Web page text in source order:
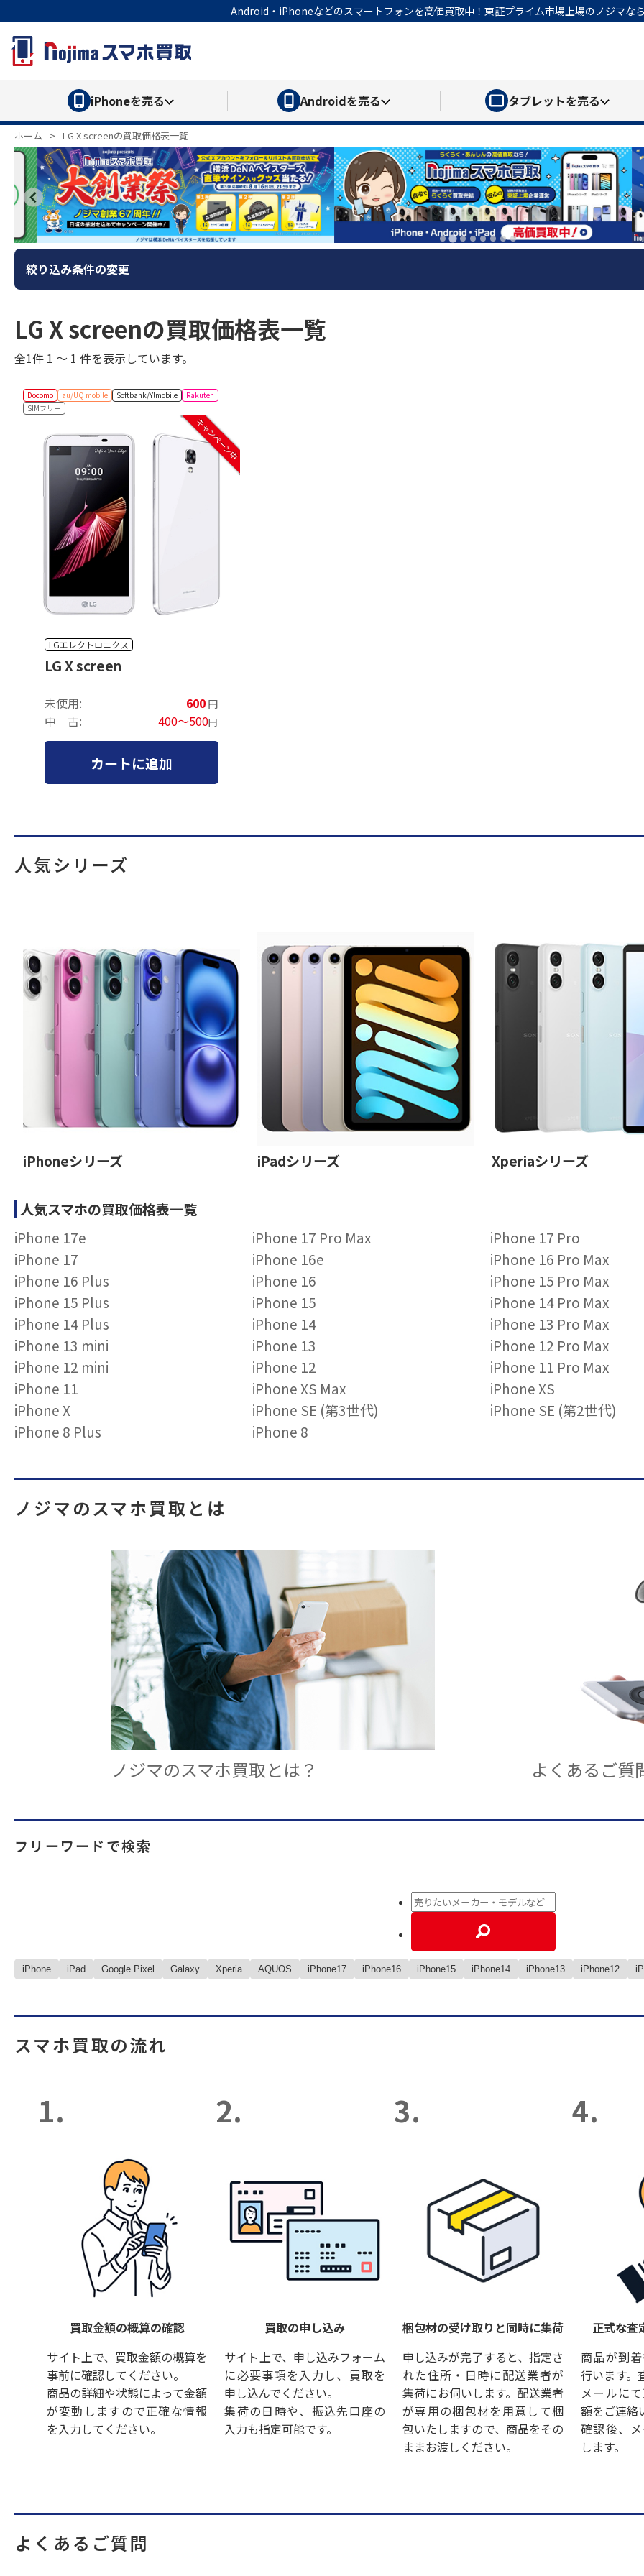
Android・iPhoneなどのスマートフォンを高価買取中！東証プライム市場上場のノジマな
iPhoneを売る Androidを売る タブレットを売る
ホーム > LG X screenの買取価格表一覧
絞り込み条件の変更
LG X screenの買取価格表一覧
全1件 1 ～ 1 件を表示しています。
Docomo au/UQ mobile Softbank/Y!mobile
Rakuten
SIMフリー
キャンペーン中
LGエレクトロニクス
LG X screen
未使用: 600 円
中 古: 400～500円
カートに追加
人気シリーズ
iPhoneシリーズ iPadシリーズ Xperiaシリーズ
人気スマホの買取価格表一覧
iPhone 17e
iPhone 17 Pro Max
iPhone 17 Pro
iPhone 17
iPhone 16e
iPhone 16 Pro Max
iPhone 16 Plus
iPhone 16
iPhone 15 Pro Max
iPhone 15 Plus
iPhone 15
iPhone 14 Pro Max
iPhone 14 Plus
iPhone 14
iPhone 13 Pro Max
iPhone 13 mini
iPhone 13
iPhone 12 Pro Max
iPhone 12 mini
iPhone 12
iPhone 11 Pro Max
iPhone 11
iPhone XS Max
iPhone XS
iPhone X
iPhone SE (第3世代)
iPhone SE (第2世代)
iPhone 8 Plus
iPhone 8
ノジマのスマホ買取とは
ノジマのスマホ買取とは？ よくあるご質
フリーワードで検索
iPhone iPad Google Pixel Galaxy Xperia AQUOS iPhone17 iPhone16 iPhone15 iPhone14 iPhone13 iPhone12
スマホ買取の流れ
1.
買取金額の概算の確認
サイト上で、買取金額の概算を
事前に確認してください。
商品の詳細や状態によって金額
が変動しますので正確な情報
を入力してください。
2.
買取の申し込み
サイト上で、申し込みフォーム
に必要事項を入力し、買取を
申し込んでください。
集荷の日時や、振込先口座の
入力も指定可能です。
3.
梱包材の受け取りと同時に集荷
申し込みが完了すると、指定さ
れた住所・日時に配送業者が
集荷にお伺いします。配送業者
が専用の梱包材を用意して梱
包いたしますので、商品をその
ままお渡しください。
4.
正式な査
商品が到
行います。
メールに
額をご連絡
確認後、
します。
よくあるご質問